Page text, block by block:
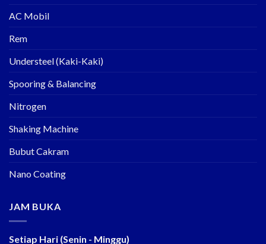
AC Mobil
Rem
Understeel (Kaki-Kaki)
Spooring & Balancing
Nitrogen
Shaking Machine
Bubut Cakram
Nano Coating
JAM BUKA
Setiap Hari (Senin - Minggu)